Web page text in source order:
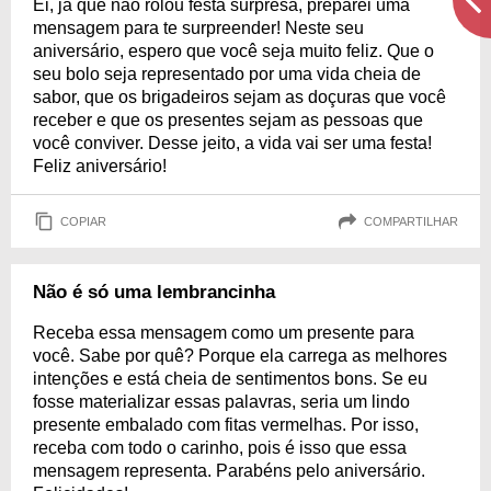
Ei, já que não rolou festa surpresa, preparei uma
mensagem para te surpreender! Neste seu
aniversário, espero que você seja muito feliz. Que o
seu bolo seja representado por uma vida cheia de
sabor, que os brigadeiros sejam as doçuras que você
receber e que os presentes sejam as pessoas que
você conviver. Desse jeito, a vida vai ser uma festa!
Feliz aniversário!
COPIAR COMPARTILHAR
Não é só uma lembrancinha
Receba essa mensagem como um presente para
você. Sabe por quê? Porque ela carrega as melhores
intenções e está cheia de sentimentos bons. Se eu
fosse materializar essas palavras, seria um lindo
presente embalado com fitas vermelhas. Por isso,
receba com todo o carinho, pois é isso que essa
mensagem representa. Parabéns pelo aniversário.